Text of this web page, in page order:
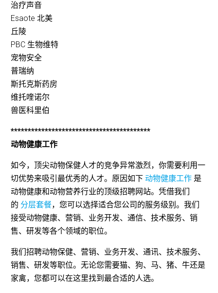
治疗声音
Esaote 北美
丘陵
PBC 生物维特
宠物安全
普瑞纳
斯托克斯药房
维托喹诺尔
兽医科里伯
*****************************************
动物健康工作
如今，顶尖动物保健人才的竞争异常激烈，你需要利用一
切优势来吸引最优秀的人才。原因如下动物健康工作 是
动物健康和动物营养行业的顶级招聘网站。凭借我们
的 分层套餐，您可以选择适合您公司的服务级别。我们
接受动物健康、营销、业务开发、通信、技术服务、销
售、研发等各个领域的职位。
我们招聘动物保健、营销、业务开发、通讯、技术服务、
销售、研发等职位。无论您需要猫、狗、马、猪、牛还是
家禽，您都可以在这里找到最合适的人选。